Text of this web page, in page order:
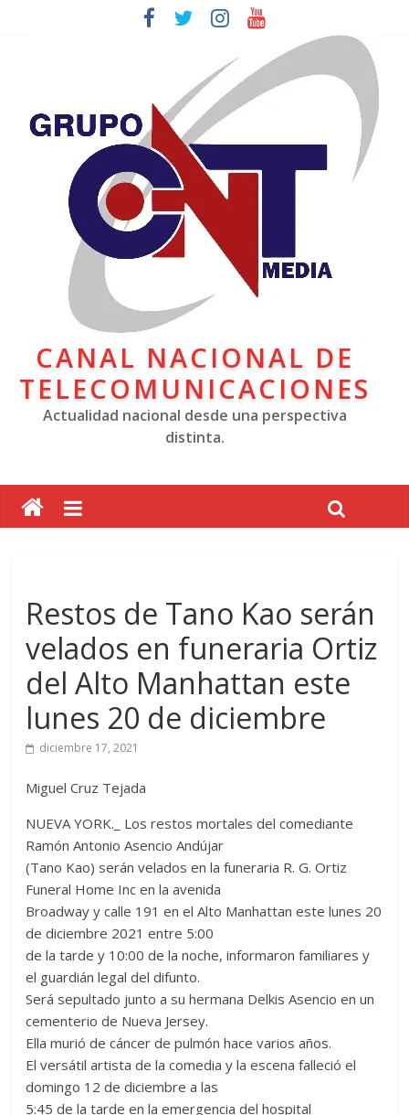
CANAL NACIONAL DE
TELECOMUNICACIONES
Actualidad nacional desde una perspectiva
distinta.
Restos de Tano Kao serán
velados en funeraria Ortiz
del Alto Manhattan este
lunes 20 de diciembre
diciembre 17, 2021
Miguel Cruz Tejada
NUEVA YORK._ Los restos mortales del comediante
Ramón Antonio Asencio Andújar
(Tano Kao) serán velados en la funeraria R. G. Ortiz
Funeral Home Inc en la avenida
Broadway y calle 191 en el Alto Manhattan este lunes 20
de diciembre 2021 entre 5:00
de la tarde y 10:00 de la noche, informaron familiares y
el guardián legal del difunto.
Será sepultado junto a su hermana Delkis Asencio en un
cementerio de Nueva Jersey.
Ella murió de cáncer de pulmón hace varios años.
El versátil artista de la comedia y la escena falleció el
domingo 12 de diciembre a las
5:45 de la tarde en la emergencia del hospital